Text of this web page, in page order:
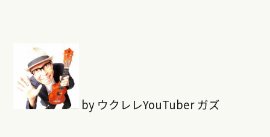
by ウクレレYouTuber ガズ